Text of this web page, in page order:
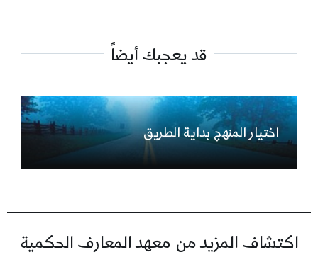
قد يعجبك أيضاً
اختيار المنهج بداية الطريق
اكتشاف المزيد من معهد المعارف الحكمية